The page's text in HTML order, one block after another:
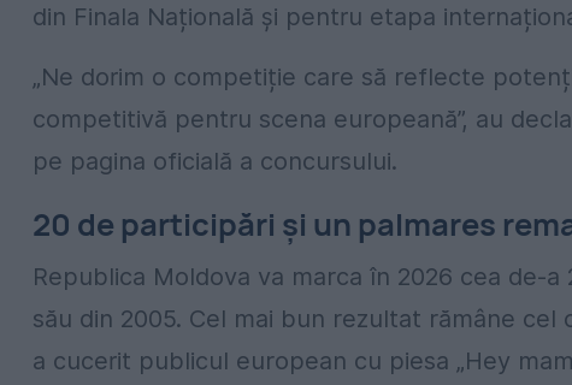
din Finala Națională și pentru etapa
„Ne dorim o competiție care să reflecte
competitivă pentru scena europeană”, au
pe pagina oficială a concursului.
20 de participări și un palmares
Republica Moldova va marca în 2026 cea de-
său din 2005. Cel mai bun rezultat rămâne
a cucerit publicul european cu piesa „Hey